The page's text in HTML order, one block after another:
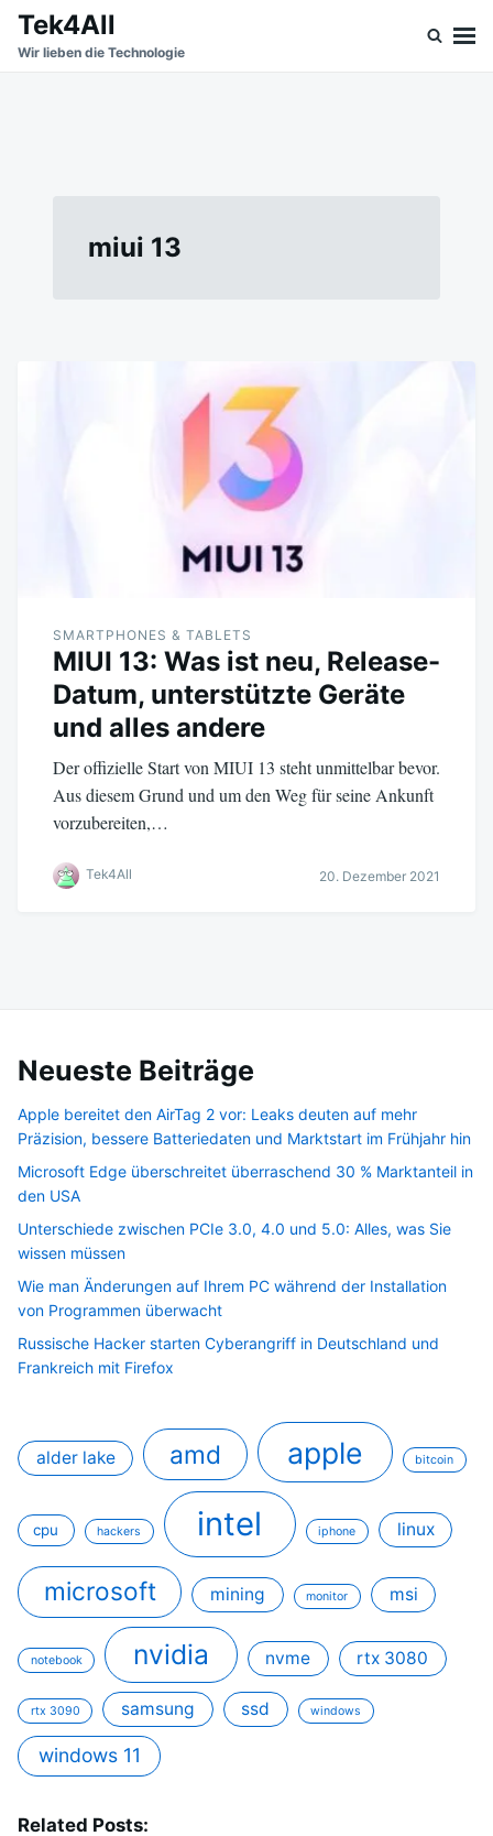
SkipSearch
for:
Tek4All
Wir lieben die Technologie
miui 13
SMARTPHONES & TABLETS
MIUI 13: Was ist neu, Release-
Datum, unterstützte Geräte
und alles andere
Der offizielle Start von MIUI 13 steht unmittelbar bevor.
Aus diesem Grund und um den Weg für seine Ankunft
vorzubereiten,…
Tek4All 20. Dezember 2021
Neueste Beiträge
Apple bereitet den AirTag 2 vor: Leaks deuten auf mehr
Präzision, bessere Batteriedaten und Marktstart im Frühjahr hin
Microsoft Edge überschreitet überraschend 30 % Marktanteil in
den USA
Unterschiede zwischen PCIe 3.0, 4.0 und 5.0: Alles, was Sie
wissen müssen
Wie man Änderungen auf Ihrem PC während der Installation
von Programmen überwacht
Russische Hacker starten Cyberangriff in Deutschland und
Frankreich mit Firefox
alder lake amd apple bitcoin
cpu hackers intel iphone linux
microsoft mining monitor msi
notebook nvidia nvme rtx 3080
rtx 3090 samsung ssd windows
windows 11
Related Posts: